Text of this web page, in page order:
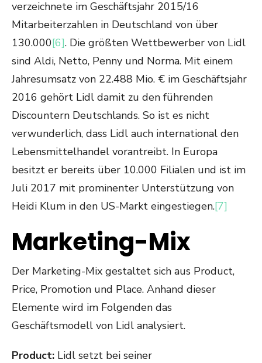
verzeichnete im Geschäftsjahr 2015/16
Mitarbeiterzahlen in Deutschland von über
130.000[6]. Die größten Wettbewerber von Lidl
sind Aldi, Netto, Penny und Norma. Mit einem
Jahresumsatz von 22.488 Mio. € im Geschäftsjahr
2016 gehört Lidl damit zu den führenden
Discountern Deutschlands. So ist es nicht
verwunderlich, dass Lidl auch international den
Lebensmittelhandel vorantreibt. In Europa
besitzt er bereits über 10.000 Filialen und ist im
Juli 2017 mit prominenter Unterstützung von
Heidi Klum in den US-Markt eingestiegen.[7]
Marketing-Mix
Der Marketing-Mix gestaltet sich aus Product,
Price, Promotion und Place. Anhand dieser
Elemente wird im Folgenden das
Geschäftsmodell von Lidl analysiert.
Product: Lidl setzt bei seiner